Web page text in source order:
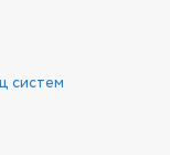
систем